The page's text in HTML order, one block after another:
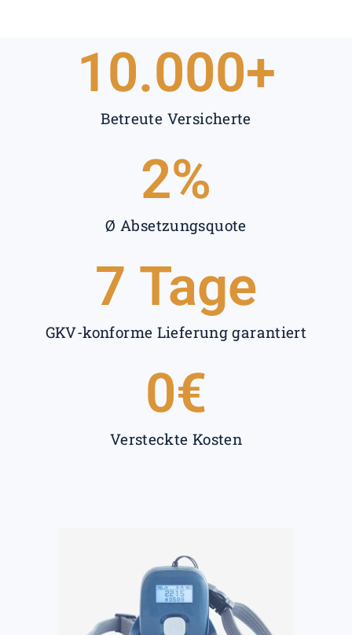
Betreute Versicherte
10.000+
Ø Absetzungsquote
2%
GKV-konforme Lieferung garantiert
7 Tage
Versteckte Kosten
0€